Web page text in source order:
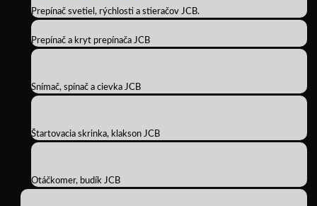
Prepínač svetiel, rýchlosti a stieračov JCB.
Prepínač a kryt prepínača JCB
Snímač, spínač a cievka JCB
Štartovacia skrinka, klakson JCB
Otáčkomer, budík JCB